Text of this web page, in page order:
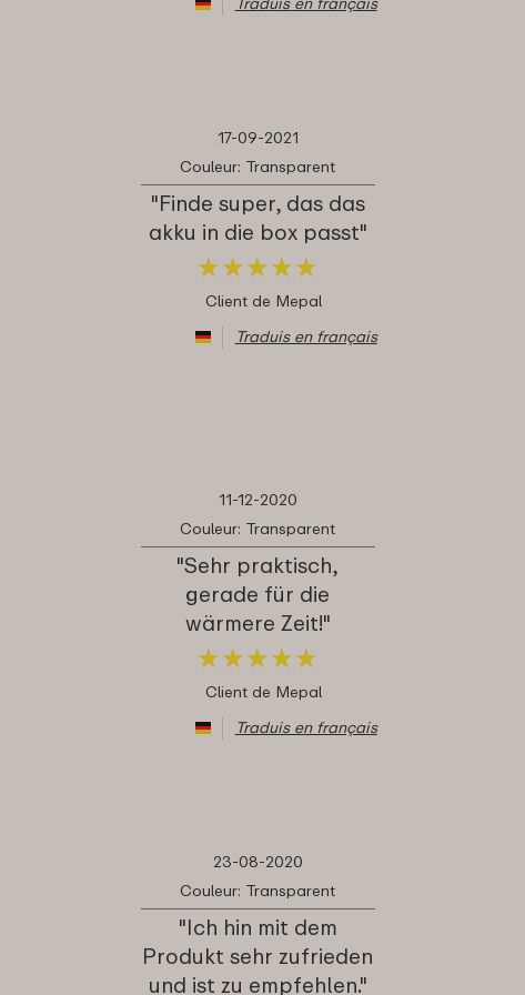
17-09-2021
Couleur: Transparent
"Finde super, das das
akku in die box passt"
★★★★★
★★★★★
Client de Mepal
Traduis en français
11-12-2020
Couleur: Transparent
"Sehr praktisch,
gerade für die
wärmere Zeit!"
★★★★★
★★★★★
Client de Mepal
Traduis en français
23-08-2020
Couleur: Transparent
"Ich hin mit dem
Produkt sehr zufrieden
und ist zu empfehlen."